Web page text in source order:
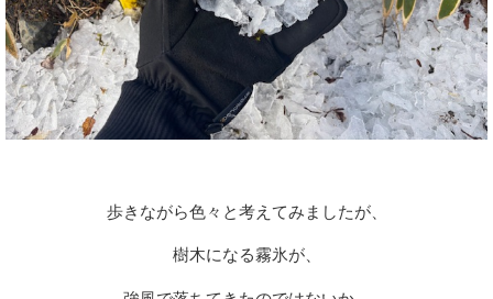
歩きながら色々と考えてみましたが、
樹木になる霧氷が、